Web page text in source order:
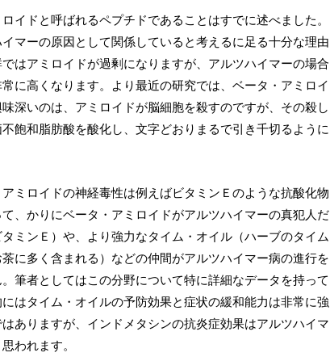
イドと呼ばれるペプチドであることはすでに述べました。
マーの原因として関係していると考えるに足る十分な理由
はアミロイドが過剰になりますが、アルツハイマーの場合
に高くなります。より最近の研究では、ベータ・アミロイ
深いのは、アミロイドが脳細胞を殺すのですが、その殺し
飽和脂肪酸を酸化し、文字どおりまるで引き千切るように
ミロイドの神経毒性は例えばビタミンＥのような抗酸化物
、かりにベータ・アミロイドがアルツハイマーの真犯人だ
ミンＥ）や、より強力なタイム・オイル（ハーブのタイム
に多く含まれる）などの仲間がアルツハイマー病の進行を
筆者としてはこの分野について特に詳細なデータを持って
はタイム・オイルの予防効果と症状の緩和能力は非常に強
ありますが、インドメタシンの抗炎症効果はアルツハイマ
われます。